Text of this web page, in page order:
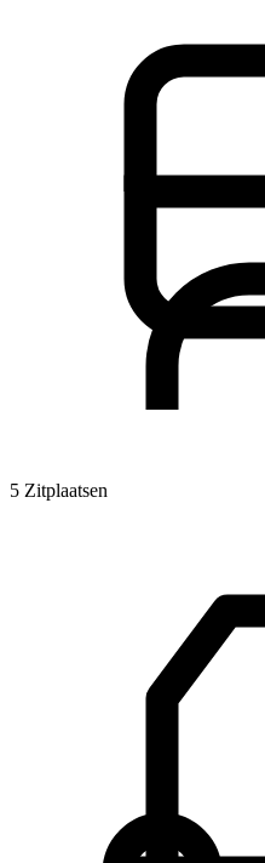
5 Zitplaatsen